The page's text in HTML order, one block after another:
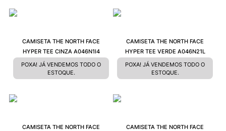
CAMISETA THE NORTH FACE
HYPER TEE CINZA A046N1I4
POXA! JÁ VENDEMOS TODO O
ESTOQUE.
CAMISETA THE NORTH FACE
HYPER TEE VERDE A046N21L
POXA! JÁ VENDEMOS TODO O
ESTOQUE.
CAMISETA THE NORTH FACE
CAMISETA THE NORTH FACE